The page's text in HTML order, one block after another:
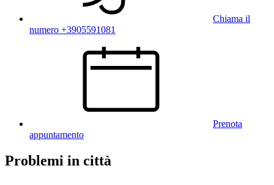
Chiama il
numero +3905591081
Prenota
appuntamento
Problemi in città